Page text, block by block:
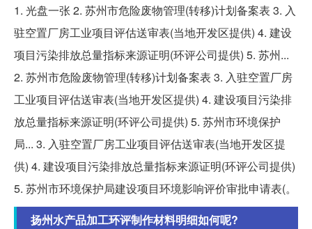
1. 光盘一张 2. 苏州市危险废物管理(转移)计划备案表 3. 入
驻空置厂房工业项目评估送审表(当地开发区提供) 4. 建设
项目污染排放总量指标来源证明(环评公司提供) 5. 苏州...
2. 苏州市危险废物管理(转移)计划备案表 3. 入驻空置厂房
工业项目评估送审表(当地开发区提供) 4. 建设项目污染排
放总量指标来源证明(环评公司提供) 5. 苏州市环境保护
局... 3. 入驻空置厂房工业项目评估送审表(当地开发区提
供) 4. 建设项目污染排放总量指标来源证明(环评公司提供)
5. 苏州市环境保护局建设项目环境影响评价审批申请表(。
扬州水产品加工环评制作材料明细如何呢?